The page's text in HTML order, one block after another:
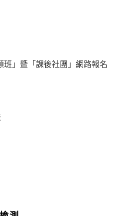
班」暨「課後社團」網路報名